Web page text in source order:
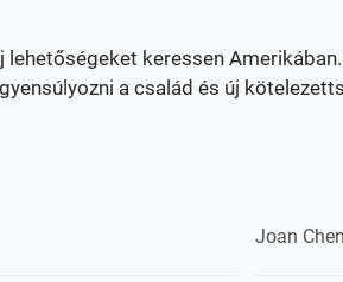
keressen
a család és új
Joan